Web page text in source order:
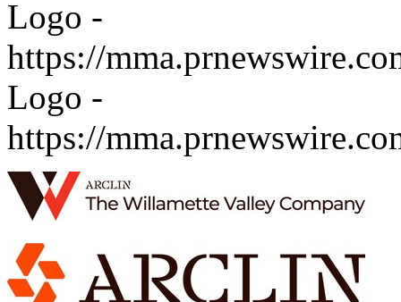
Logo -
https://
Logo -
https://